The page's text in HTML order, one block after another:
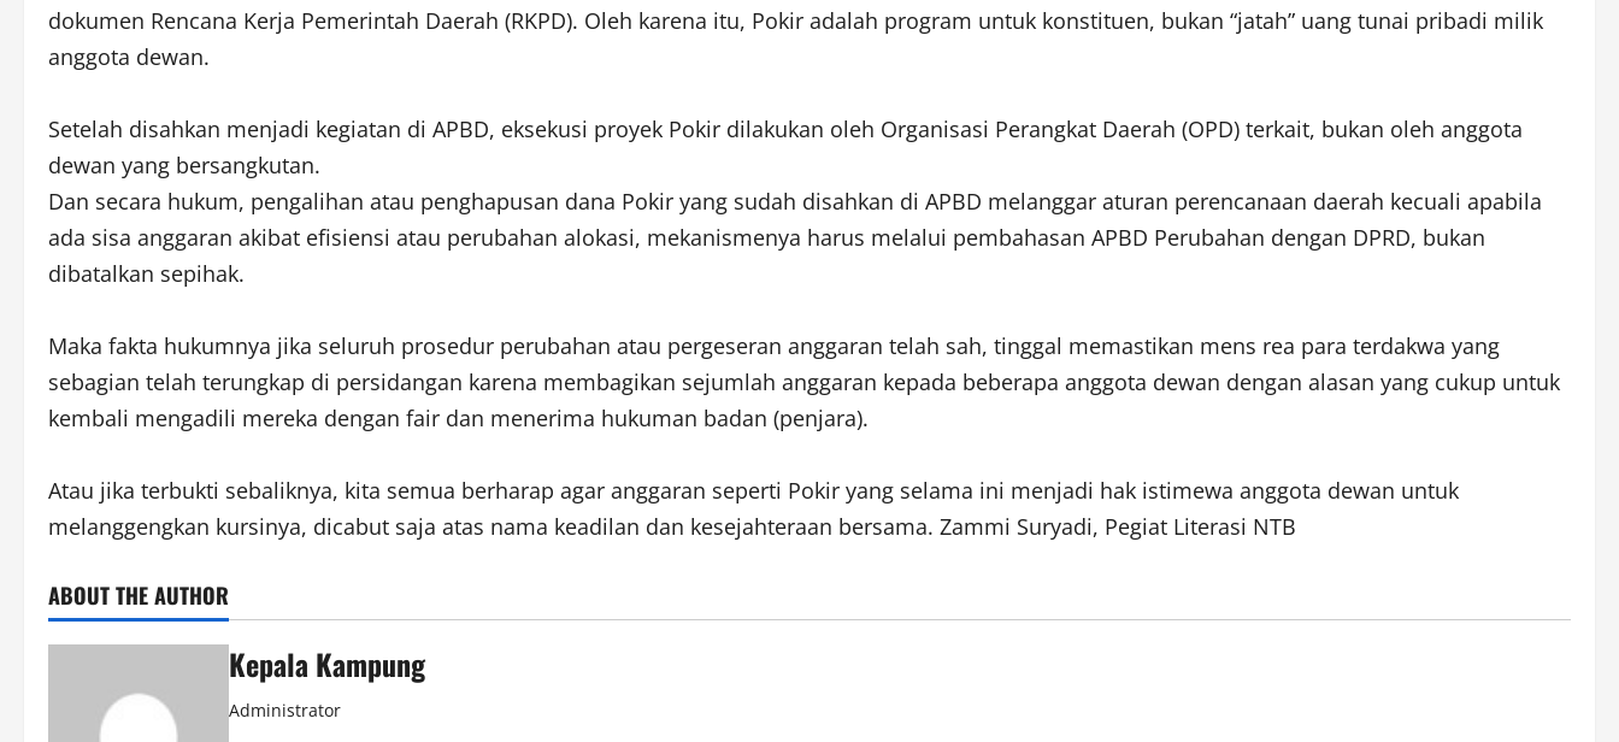
dokumen Rencana Kerja Pemerintah Daerah (RKPD). Oleh karena itu, Pokir adalah program untuk konstituen, bukan “jatah” uang tunai pribadi milik
anggota dewan.
Setelah disahkan menjadi kegiatan di APBD, eksekusi proyek Pokir dilakukan oleh Organisasi Perangkat Daerah (OPD) terkait, bukan oleh anggota
dewan yang bersangkutan.
Dan secara hukum, pengalihan atau penghapusan dana Pokir yang sudah disahkan di APBD melanggar aturan perencanaan daerah kecuali apabila
ada sisa anggaran akibat efisiensi atau perubahan alokasi, mekanismenya harus melalui pembahasan APBD Perubahan dengan DPRD, bukan
dibatalkan sepihak.
Maka fakta hukumnya jika seluruh prosedur perubahan atau pergeseran anggaran telah sah, tinggal memastikan mens rea para terdakwa yang
sebagian telah terungkap di persidangan karena membagikan sejumlah anggaran kepada beberapa anggota dewan dengan alasan yang cukup untuk
kembali mengadili mereka dengan fair dan menerima hukuman badan (penjara).
Atau jika terbukti sebaliknya, kita semua berharap agar anggaran seperti Pokir yang selama ini menjadi hak istimewa anggota dewan untuk
melanggengkan kursinya, dicabut saja atas nama keadilan dan kesejahteraan bersama. Zammi Suryadi, Pegiat Literasi NTB
ABOUT THE AUTHOR
Kepala Kampung
Administrator